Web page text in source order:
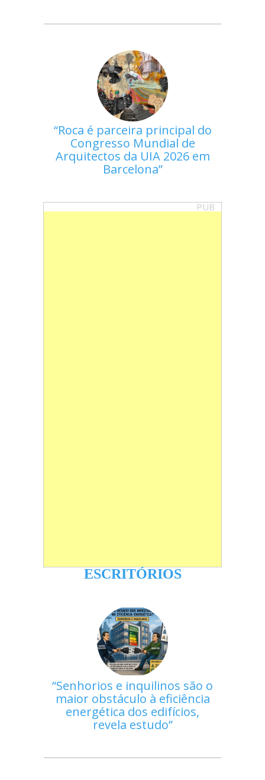
Roca é parceira principal do
Congresso Mundial de
Arquitectos da UIA 2026 em
Barcelona
PUB
ESCRITÓRIOS
Senhorios e inquilinos são o
maior obstáculo à eficiência
energética dos edifícios,
revela estudo